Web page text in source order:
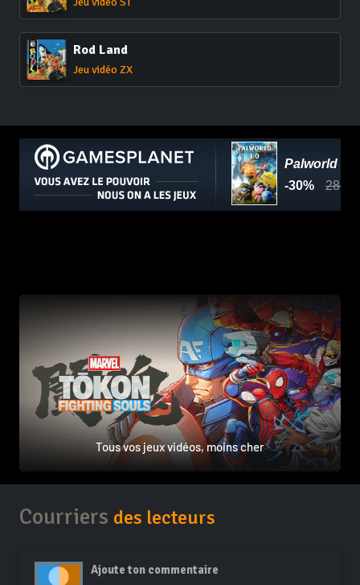
Rod Land
Jeu vidéo ZX
Tous vos jeux vidéos, moins cher
Courriers des lecteurs
Ajoute ton commentaire